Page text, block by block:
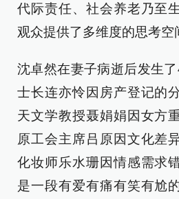
代际责任、社会养老乃至
观众提供了多维度的思考空
沈卓然在妻子病逝后发生
士长连亦怜因房产登记的
天文学教授聂娟娟因女方
原工会主席吕原因文化差
化妆师乐水珊因情感需求
是一段有爱有痛有笑有尬